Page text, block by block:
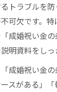
トラブルを
可欠です。
成婚祝い金
明資料をしっ
成婚祝い金
スがある」